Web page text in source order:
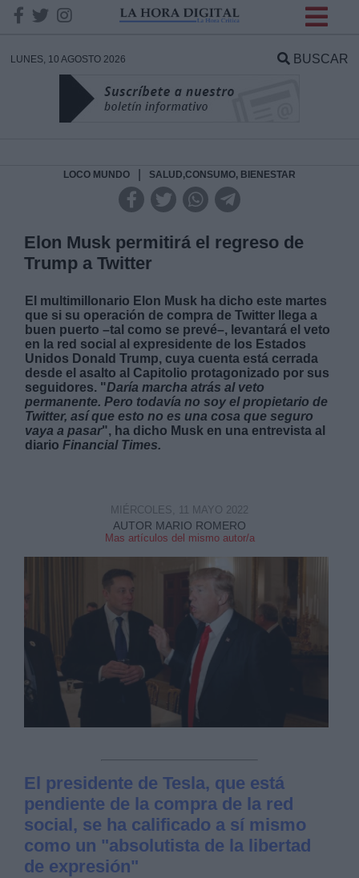
LUNES, 10 AGOSTO 2026 BUSCAR
LOCO MUNDO SALUD,CONSUMO, BIENESTAR
Elon Musk permitirá el regreso de
Trump a Twitter
El multimillonario Elon Musk ha dicho este martes
que si su operación de compra de Twitter llega a
buen puerto –tal como se prevé–, levantará el veto
en la red social al expresidente de los Estados
Unidos Donald Trump, cuya cuenta está cerrada
desde el asalto al Capitolio protagonizado por sus
seguidores. "Daría marcha atrás al veto
permanente. Pero todavía no soy el propietario de
Twitter, así que esto no es una cosa que seguro
vaya a pasar", ha dicho Musk en una entrevista al
diarioFinancial Times.
AUTOR MARIO ROMERO
Mas artículos del mismo autor/a
MIÉRCOLES, 11 MAYO 2022
El presidente de Tesla, que está
pendiente de la compra de la red
social, se ha calificado a sí mismo
como un "absolutista de la libertad
de expresión"
DATOS
Responsable:
Destinatarios:
link
Información adicional